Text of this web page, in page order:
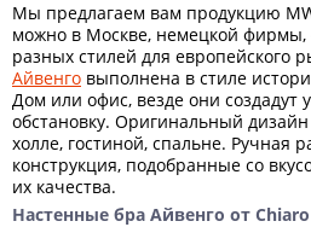
Мы предлагаем вам продукцию
можно в Москве, немецкой фирмы,
разных стилей для европейского
Айвенго выполнена в стиле
Дом или офис, везде они
обстановку. Оригинальный
холле, гостиной, спальне. Ручная
конструкция, подобранные со
их качества.
Настенные бра Айвенго от Chiaro